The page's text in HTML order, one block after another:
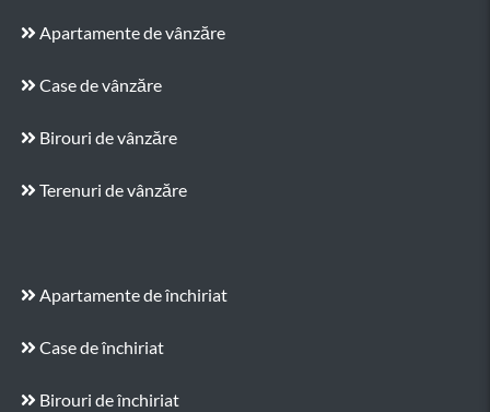
Apartamente de vânzăre
Case de vânzăre
Birouri de vânzăre
Terenuri de vânzăre
Apartamente de închiriat
Case de închiriat
Birouri de închiriat